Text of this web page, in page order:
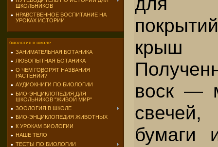
ШКОЛЬНИКОВ
НРАВСТВЕННОЕ ВОСПИТАНИЕ НА
УРОКАХ ИСТОРИИ
биология в школе
ЗАНИМАТЕЛЬНАЯ БОТАНИКА
ЛЮБОПЫТНАЯ БОТАНИКА
О ЧЕМ ГОВОРЯТ НАЗВАНИЯ
РАСТЕНИЙ?
АУДИОКНИГИ ПО БИОЛОГИИ
БИО-ЭНЦИКЛОПЕДИЯ ДЛЯ
ШКОЛЬНИКОВ "ЖИВОЙ МИР"
ЗООЛОГИЯ В ШКОЛЕ
БИО-ЭНЦИКЛОПЕДИЯ ЖИВОТНЫХ
К УРОКАМ БИОЛОГИИ
НАШЕ ТЕЛО
ТЕСТЫ ПО БИОЛОГИИ
крыш
воск —
бумаги